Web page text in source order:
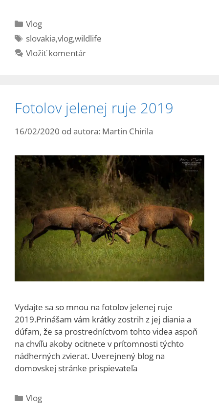
Kategórie
Vlog
Značky
slovakia,vlog,wildlife
Vložiť komentár
Fotolov jelenej ruje 2019
16/02/2020 od autora: Martin Chirila
Vydajte sa so mnou na fotolov jelenej ruje
2019.Prinášam vám krátky zostrih z jej diania a
dúfam, že sa prostredníctvom tohto videa aspoň
na chvíľu akoby ocitnete v prítomnosti týchto
nádherných zvierat. Uverejnený blog na
domovskej stránke prispievateľa
Kategórie
Vlog